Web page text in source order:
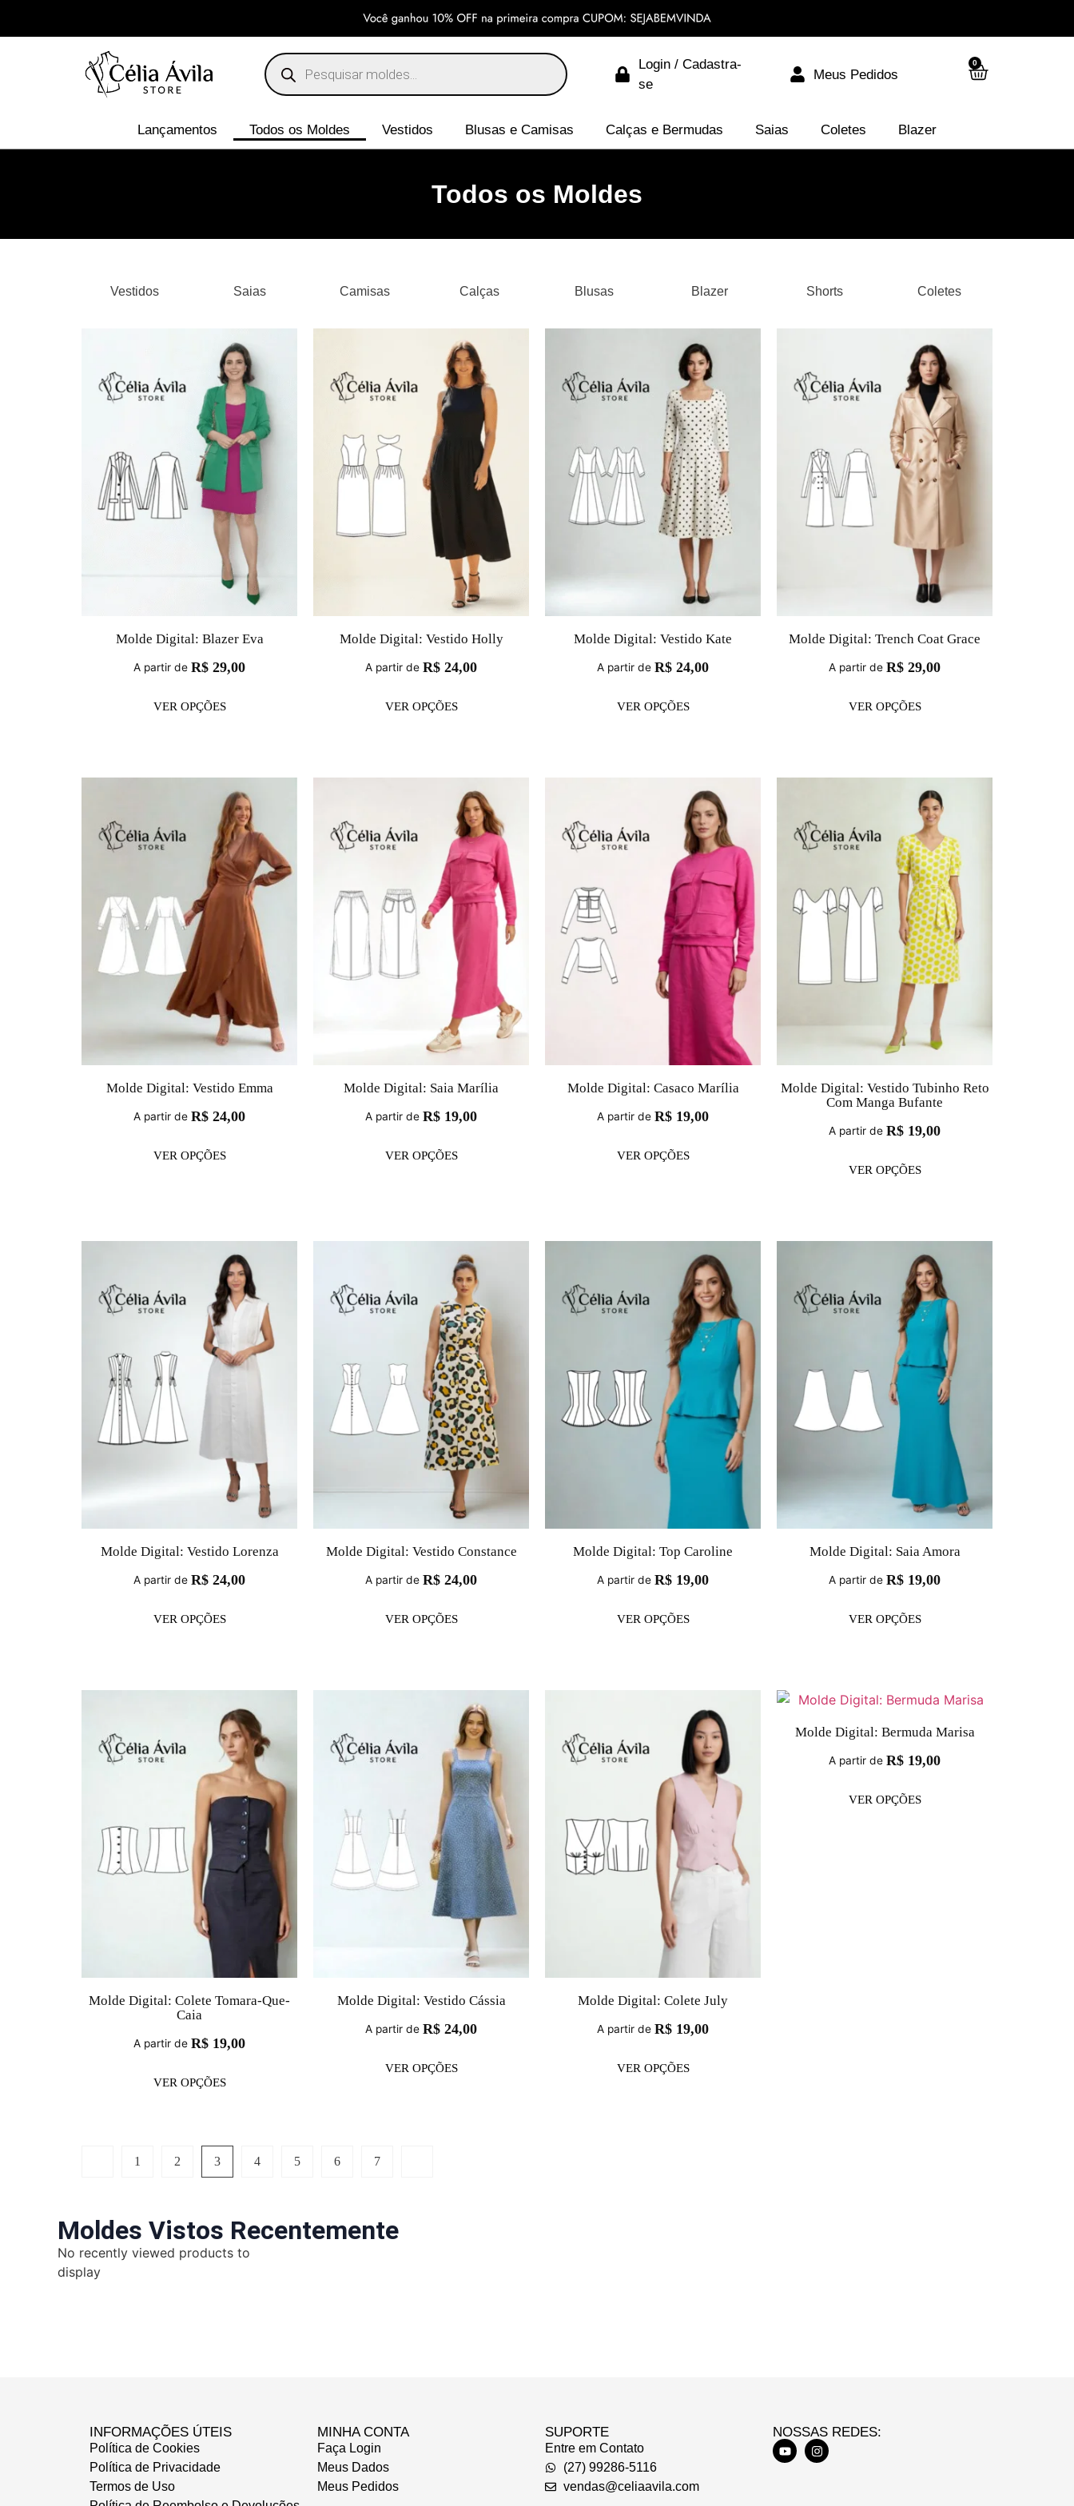
Login / Cadastra-
se
Meus Pedidos
0
Lançamentos Todos os Moldes Vestidos Blusas e Camisas Calças e Bermudas Saias Coletes Blazer
Todos os Moldes
Vestidos Saias Camisas Calças Blusas Blazer Shorts Coletes
Molde Digital: Blazer Eva
A partir de R$ 29,00
VER OPÇÕES
Molde Digital: Vestido Holly
A partir de R$ 24,00
VER OPÇÕES
Molde Digital: Vestido Kate
A partir de R$ 24,00
VER OPÇÕES
Molde Digital: Trench Coat Grace
A partir de R$ 29,00
VER OPÇÕES
Molde Digital: Vestido Emma
A partir de R$ 24,00
VER OPÇÕES
Molde Digital: Saia Marília
A partir de R$ 19,00
VER OPÇÕES
Molde Digital: Casaco Marília
A partir de R$ 19,00
VER OPÇÕES
Molde Digital: Vestido Tubinho Reto
Com Manga Bufante
A partir de R$ 19,00
VER OPÇÕES
Molde Digital: Vestido Lorenza
A partir de R$ 24,00
VER OPÇÕES
Molde Digital: Vestido Constance
A partir de R$ 24,00
VER OPÇÕES
Molde Digital: Top Caroline
A partir de R$ 19,00
VER OPÇÕES
Molde Digital: Saia Amora
A partir de R$ 19,00
VER OPÇÕES
Molde Digital: Colete Tomara-Que-
Caia
A partir de R$ 19,00
VER OPÇÕES
Molde Digital: Vestido Cássia
A partir de R$ 24,00
VER OPÇÕES
Molde Digital: Colete July
A partir de R$ 19,00
VER OPÇÕES
Molde Digital: Bermuda Marisa
A partir de R$ 19,00
VER OPÇÕES
1 2 3 4 5 6 7
Moldes Vistos Recentemente
No recently viewed products to
display
INFORMAÇÕES ÚTEIS
Política de Cookies
Política de Privacidade
Termos de Uso
MINHA CONTA
Faça Login
Meus Dados
Meus Pedidos
SUPORTE
Entre em Contato
(27) 99286-5116
vendas@celiaavila.com
NOSSAS REDES: